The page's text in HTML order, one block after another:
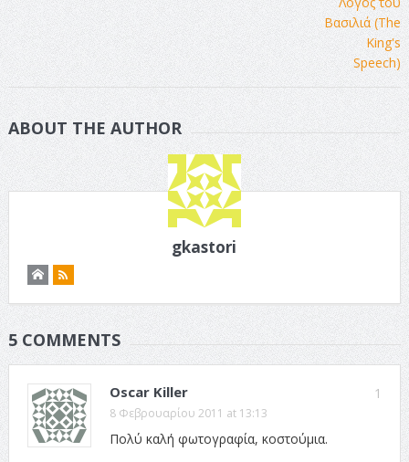
ABOUT THE AUTHOR
gkastori
5 COMMENTS
1
Oscar Killer
8 Φεβρουαρίου 2011 at 13:13
Πολύ καλή φωτογραφία, κοστούμια.